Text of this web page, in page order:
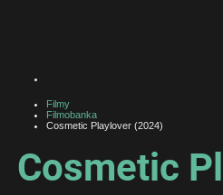
Filmy
Filmobanka
Cosmetic Playlover (2024)
Cosmetic